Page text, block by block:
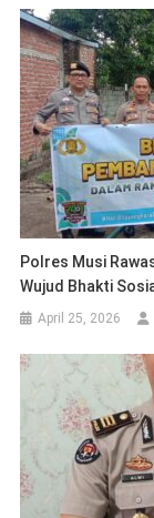
Polres Musi
Wujud Bhakti
April 25, 2026